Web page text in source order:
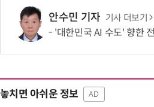
안수민 기자 기사 더보기
'대한민국 AI 수도' 향한 전력·수력·인력 혁신 시
놓치면 아쉬운 정보 AD